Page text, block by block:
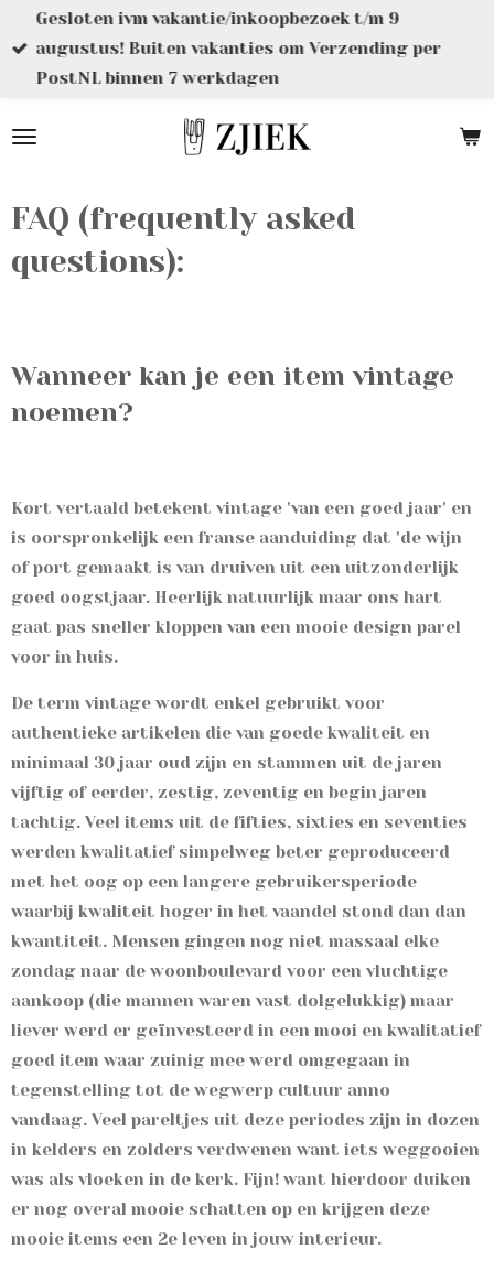
direct
naar
hoofdinhoud
Gesloten ivm vakantie/inkoopbezoek t/m 9
augustus! Buiten vakanties om Verzending per
PostNL binnen 7 werkdagen
FAQ (frequently asked
questions):
Wanneer kan je een item vintage
noemen?
Kort vertaald betekent vintage 'van een goed jaar' en
is oorspronkelijk een franse aanduiding dat 'de wijn
of port gemaakt is van druiven uit een uitzonderlijk
goed oogstjaar. Heerlijk natuurlijk maar ons hart
gaat pas sneller kloppen van een mooie design parel
voor in huis.
De term vintage wordt enkel gebruikt voor
authentieke artikelen die van goede kwaliteit en
minimaal 30 jaar oud zijn en stammen uit de jaren
vijftig of eerder, zestig, zeventig en begin jaren
tachtig. Veel items uit de fifties, sixties en seventies
werden kwalitatief simpelweg beter geproduceerd
met het oog op een langere gebruikersperiode
waarbij kwaliteit hoger in het vaandel stond dan dan
kwantiteit. Mensen gingen nog niet massaal elke
zondag naar de woonboulevard voor een vluchtige
aankoop (die mannen waren vast dolgelukkig) maar
liever werd er geïnvesteerd in een mooi en kwalitatief
goed item waar zuinig mee werd omgegaan in
tegenstelling tot de wegwerp cultuur anno
vandaag. Veel pareltjes uit deze periodes zijn in dozen
in kelders en zolders verdwenen want iets weggooien
was als vloeken in de kerk. Fijn! want hierdoor duiken
er nog overal mooie schatten op en krijgen deze
mooie items een 2e leven in jouw interieur.